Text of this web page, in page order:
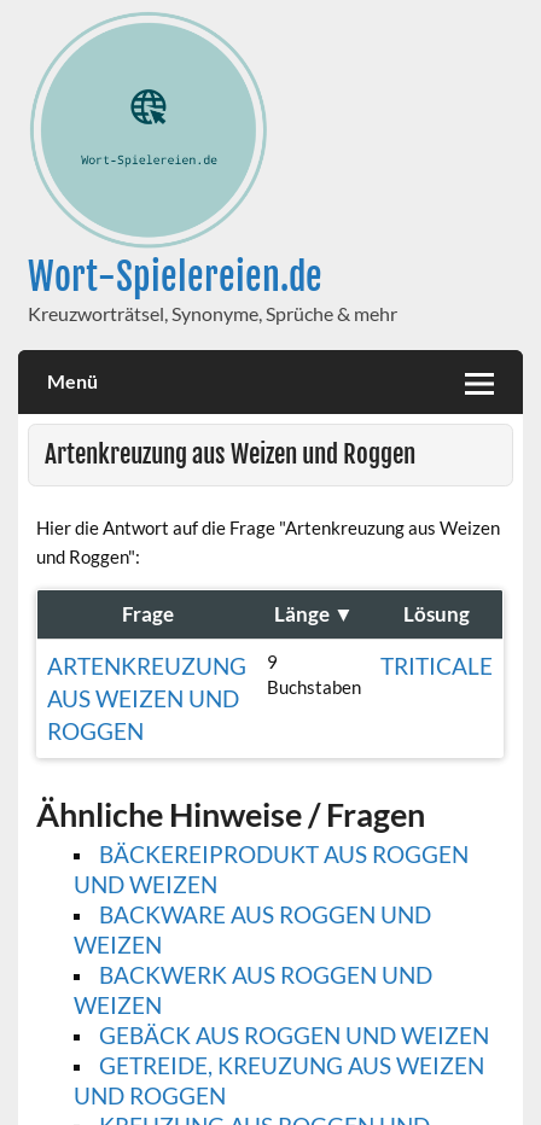
Wort-Spielereien.de
Kreuzworträtsel, Synonyme, Sprüche & mehr
Menü
Artenkreuzung aus Weizen und Roggen
Hier die Antwort auf die Frage "Artenkreuzung aus Weizen
und Roggen":
Frage Länge ▼ Lösung
ARTENKREUZUNG
AUS WEIZEN UND
ROGGEN
9
Buchstaben
TRITICALE
Ähnliche Hinweise / Fragen
BÄCKEREIPRODUKT AUS ROGGEN
UND WEIZEN
BACKWARE AUS ROGGEN UND
WEIZEN
BACKWERK AUS ROGGEN UND
WEIZEN
GEBÄCK AUS ROGGEN UND WEIZEN
GETREIDE, KREUZUNG AUS WEIZEN
UND ROGGEN